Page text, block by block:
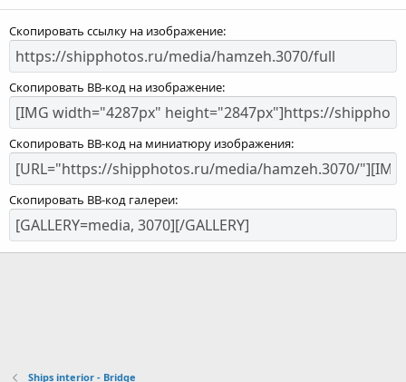
Скопировать ссылку на изображение
Скопировать BB-код на изображение
Скопировать BB-код на миниатюру изображения
Скопировать BB-код галереи
Ships interior - Bridge